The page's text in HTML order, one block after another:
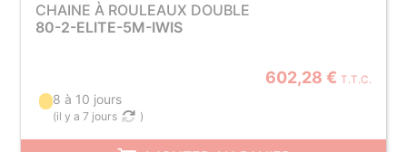
CHAINE À ROULEAUX DOUBLE
80-2-ELITE-5M-IWIS
602,28 € T.T.C.
8 à 10 jours
(il y a 7 jours )